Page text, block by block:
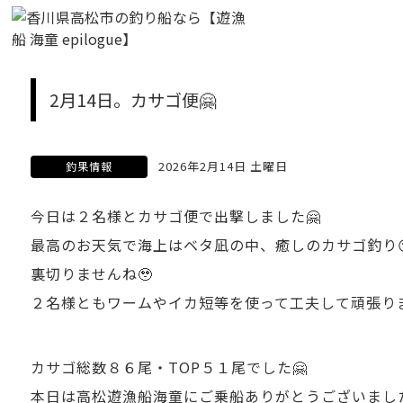
2月14日。カサゴ便🤗
釣果情報 2026年2月14日 土曜日
今日は２名様とカサゴ便で出撃しました🤗
最高のお天気で海上はベタ凪の中、癒しのカサゴ釣り
裏切りませんね🥹
２名様ともワームやイカ短等を使って工夫して頑張り
カサゴ総数８６尾・TOP５１尾でした🤗
本日は高松遊漁船海童にご乗船ありがとうございまし